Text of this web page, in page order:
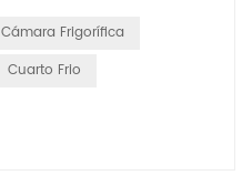
Cámara Frigorífica
Cuarto Frio